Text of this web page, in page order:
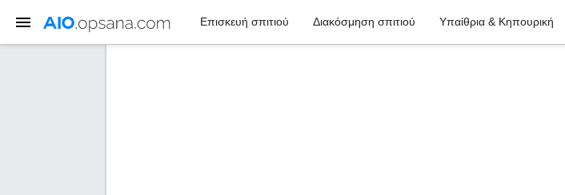
Επισκευή σπιτιού Διακόσμηση σπιτιού Υπαίθρια & Κηπουρική